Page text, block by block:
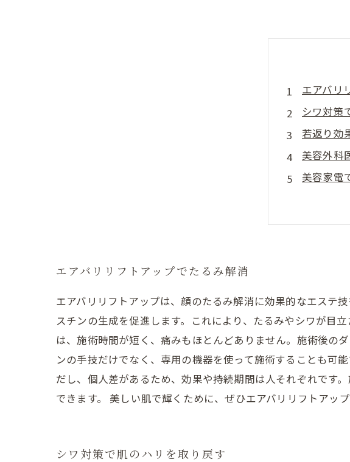
エアバリ
シワ対策
若返り効
美容外科
美容家電
エアバリリフトアップでたるみ解消
エアバリリフトアップは、顔のたるみ解消に効果的なエステ
スチンの生成を促進します。これにより、たるみやシワが目
は、施術時間が短く、痛みもほとんどありません。施術後の
ンの手技だけでなく、専用の機器を使って施術することも可
だし、個人差があるため、効果や持続期間は人それぞれです
できます。 美しい肌で輝くために、ぜひエアバリリフトアッ
シワ対策で肌のハリを取り戻す